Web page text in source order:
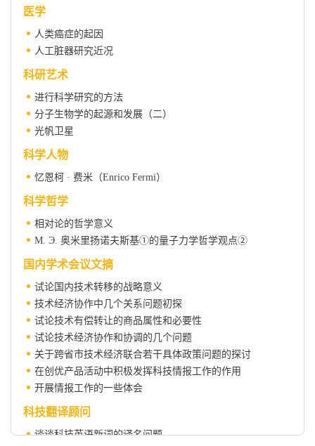
医学
人类癌症的起因
人工脏器研究近况
科研艺术
进行科学研究的方法
分子生物学的起源和发展（二）
光帆卫星
科学人物
忆恩柯 · 费米（Enrico Fermi）
科学哲学
相对论的哲学意义
M. Э. 奥米里扬诺夫斯基①的量子力学哲学观点②
国内学术会议文摘
试论国内技术转移的战略意义
技术经济协作中几个关系问题初探
试论技术有偿转让的商品属性和必要性
试论技术经济协作和协调的几个问题
关于跨省市技术经济联合若干具体政策问题的探讨
在创优产品活动中积极发挥科技情报工作的作用
开展情报工作的一些体会
科技翻译顾问
谈谈科技英语新词的译名问题